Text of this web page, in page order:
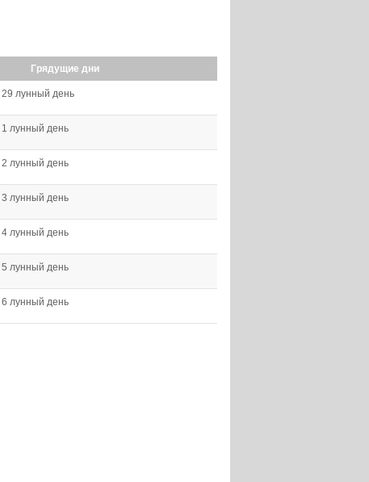
Грядущие дни
29 лунный день
1 лунный день
2 лунный день
3 лунный день
4 лунный день
5 лунный день
6 лунный день